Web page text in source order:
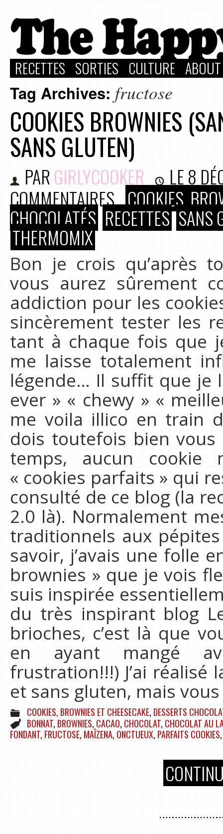
RECETTES SORTIES CULTURE
Tag Archives: fructose
COOKIES BROWNIES
SANS GLUTEN)
PAR GIRLYCOOKER LE8
COMMENTAIRES COOKIES,
CHOCOLATÉS RECETTES SANS
THERMOMIX
Bon je crois qu’après
vous aurez sûrement
addiction pour les
sincèrement tester les
tant à chaque fois que
me laisse totalement
légende… Il suffit que je
ever » « chewy » «
me voila illico en train
dois toutefois bien
temps, aucun cookie
« cookies parfaits » qui
consulté de ce blog (la
2.0 là). Normalement
traditionnels aux
savoir, j’avais une folle
brownies » que je vois
suis inspirée
du très inspirant blog
brioches, c’est là que
en ayant mangé
frustration!!!) J’ai
et sans gluten, mais
COOKIES, BROWNIES ET CHEESECAKE, DESSERTS
BONNAT, BROWNIES, CACAO, CHOCOLAT, CHOCOLAT AU
FONDANT, FRUCTOSE, MAÎZENA, ONCTUEUX, PARFAITS COOKIES